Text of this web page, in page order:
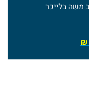
משה בלייכר
₪